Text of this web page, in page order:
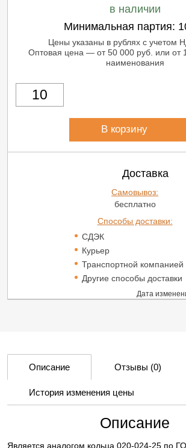
Дата
в наличии
Минимальная партия:
Цены указаны в рублях с учетом
Оптовая цена — от 50 000 руб. или от
наименования
В корзину
Доставка
Самовывоз:
бесплатно
Способы доставки:
СДЭК
Курьер
Транспортной компанией
Другие способы доставки
Описание Отзывы (0)
История изменения цены
Описание
Является аналогом кольца 020-024-25 по